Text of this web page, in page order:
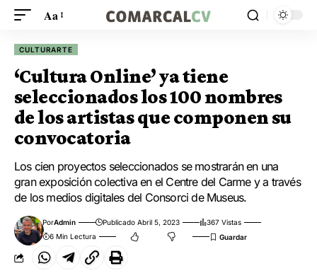
Aa
CULTURARTE
‘Cultura Online’ ya tiene
seleccionados los 100 nombres
de los artistas que componen su
convocatoria
Los cien proyectos seleccionados se mostrarán en una
gran exposición colectiva en el Centre del Carme y a través
de los medios digitales del Consorci de Museus.
PorAdmin Publicado Abril 5, 2023
367 Vistas
6 Min Lectura